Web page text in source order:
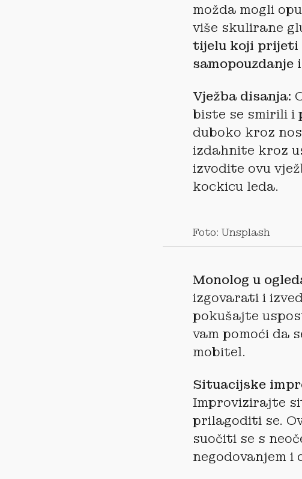
možda mogli
više skulirane
tijelu koji prijeti
Vježba disanja:
biste se smirili i
duboko kroz
izdahnite kroz
izvodite ovu
kockicu leda.
Foto: Unsplash
Monolog u
izgovarati i
pokušajte
vam pomoći da
mobitel.
Situacijske
Improvizirajte
prilagoditi se.
suočiti se s
negodovanjem